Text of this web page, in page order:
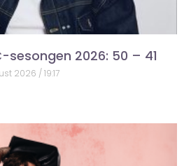
sesongen 2026: 50 – 41
2026 19:17